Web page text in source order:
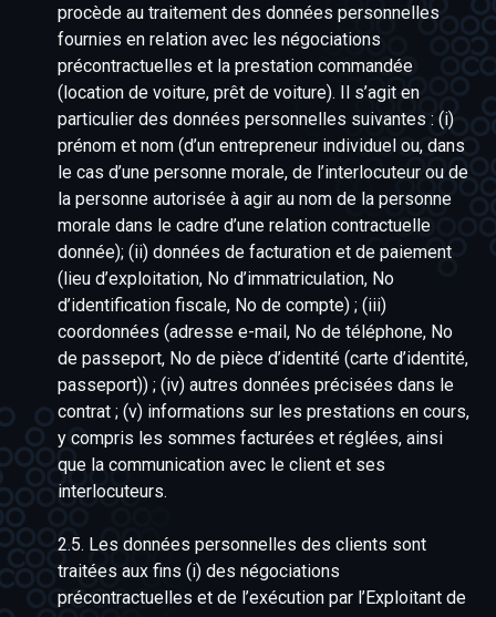
procède au traitement des données personnelles
fournies en relation avec les négociations
précontractuelles et la prestation commandée
(location de voiture, prêt de voiture). Il s’agit en
particulier des données personnelles suivantes : (i)
prénom et nom (d’un entrepreneur individuel ou, dans
le cas d’une personne morale, de l’interlocuteur ou de
la personne autorisée à agir au nom de la personne
morale dans le cadre d’une relation contractuelle
donnée); (ii) données de facturation et de paiement
(lieu d’exploitation, No d’immatriculation, No
d’identification fiscale, No de compte) ; (iii)
coordonnées (adresse e-mail, No de téléphone, No
de passeport, No de pièce d’identité (carte d’identité,
passeport)) ; (iv) autres données précisées dans le
contrat ; (v) informations sur les prestations en cours,
y compris les sommes facturées et réglées, ainsi
que la communication avec le client et ses
interlocuteurs.
2.5. Les données personnelles des clients sont
traitées aux fins (i) des négociations
précontractuelles et de l’exécution par l’Exploitant de